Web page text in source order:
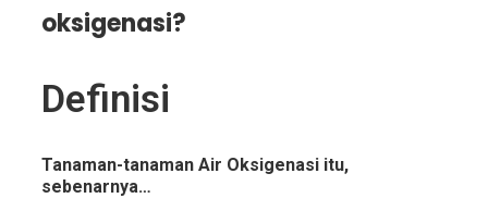
oksigenasi?
Definisi
Tanaman-tanaman Air Oksigenasi itu,
sebenarnya…